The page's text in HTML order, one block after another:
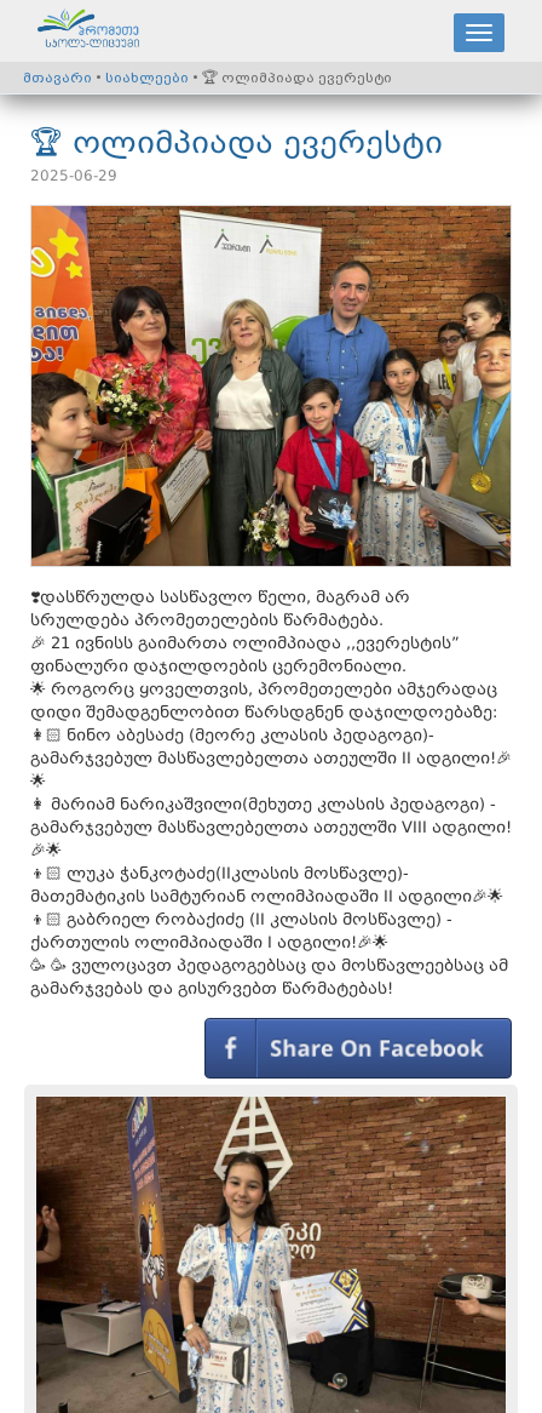
მთავარი • სიახლეები • 🏆 ოლიმპიადა ევერესტი
🏆 ოლიმპიადა ევერესტი
2025-06-29
❣️დასწრულდა სასწავლო წელი, მაგრამ არ
სრულდება პრომეთელების წარმატება.
🎉 21 ივნისს გაიმართა ოლიმპიადა ,,ევერესტის”
ფინალური დაჯილდოების ცერემონიალი.
🌟 როგორც ყოველთვის, პრომეთელები ამჯერადაც
დიდი შემადგენლობით წარსდგნენ დაჯილდოებაზე:
👩🏻 ნინო აბესაძე (მეორე კლასის პედაგოგი)-
გამარჯვებულ მასწავლებელთა ათეულში II ადგილი!🎉
🌟
👩 მარიამ ნარიკაშვილი(მეხუთე კლასის პედაგოგი) -
გამარჯვებულ მასწავლებელთა ათეულში VIII ადგილი!
🎉🌟
👦🏻 ლუკა ჭანკოტაძე(IIკლასის მოსწავლე)-
მათემატიკის სამტურიან ოლიმპიადაში II ადგილი🎉🌟
👦🏻 გაბრიელ რობაქიძე (II კლასის მოსწავლე) -
ქართულის ოლიმპიადაში I ადგილი!🎉🌟
🥳 🥳 ვულოცავთ პედაგოგებსაც და მოსწავლეებსაც ამ
გამარჯვებას და გისურვებთ წარმატებას!